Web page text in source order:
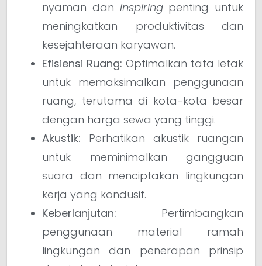
nyaman dan inspiringpenting untuk
meningkatkan produktivitas dan
kesejahteraan karyawan.
Efisiensi Ruang: Optimalkan tata letak
untuk memaksimalkan penggunaan
ruang, terutama di kota-kota besar
dengan harga sewa yang tinggi.
Akustik: Perhatikan akustik ruangan
untuk meminimalkan gangguan
suara dan menciptakan lingkungan
kerja yang kondusif.
Keberlanjutan: Pertimbangkan
penggunaan material ramah
lingkungan dan penerapan prinsip